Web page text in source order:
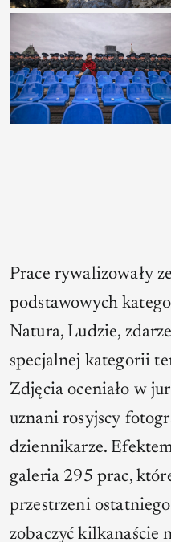
Prace rywalizowały
podstawowych
Natura, Ludzie,
specjalnej kategorii
Zdjęcia oceniało w
uznani rosyjscy
dziennikarze.
galeria 295 prac,
przestrzeni
zobaczyć kilkanaście